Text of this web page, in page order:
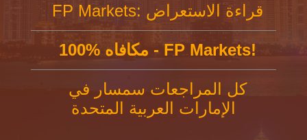
FP Markets: قراءة الاستعراض
100% مكافاه - FP Markets!
كل المراجعات سمسار في
الإمارات العربية المتحدة